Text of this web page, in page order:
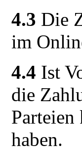
4.3 Die
im
4.4 Ist
die
haben.